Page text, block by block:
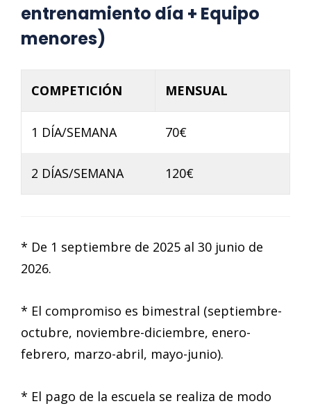
entrenamiento día + Equipo
menores)
COMPETICIÓN MENSUAL
1 DÍA/SEMANA 70€
2 DÍAS/SEMANA 120€
* De 1 septiembre de 2025 al 30 junio de
2026.
* El compromiso es bimestral (septiembre-
octubre, noviembre-diciembre, enero-
febrero, marzo-abril, mayo-junio).
* El pago de la escuela se realiza de modo